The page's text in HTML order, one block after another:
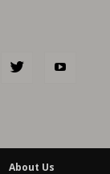
About Us